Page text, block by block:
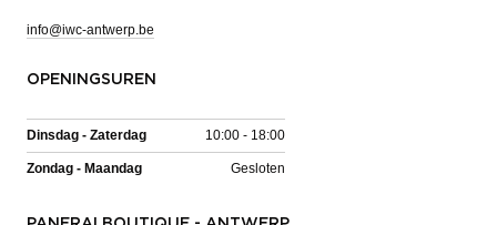
info@iwc-antwerp.be
OPENINGSUREN
Dinsdag - Zaterdag 10:00 - 18:00
Zondag - Maandag Gesloten